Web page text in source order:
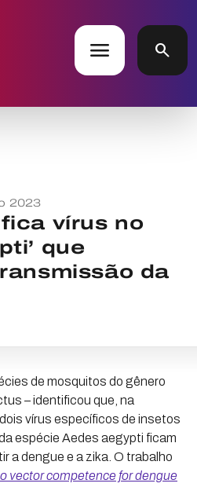
menu search
2023
vírus no
que
da
de mosquitos do gênero
– identificou que, na
vírus específicos de insetos
espécie Aedes aegypti ficam
a dengue e a zika. O trabalho
vector competence for dengue